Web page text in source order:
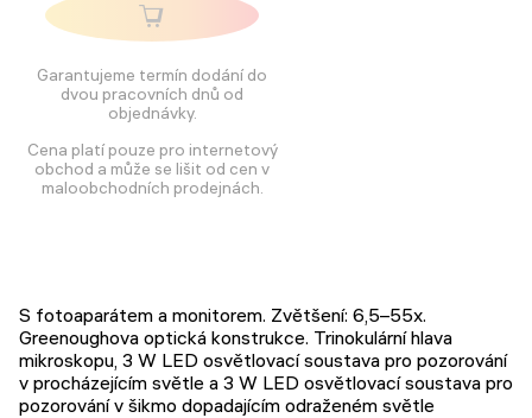
Garantujeme termín dodání do
dvou pracovních dnů od
objednávky.
Cena platí pouze pro internetový
obchod a může se lišit od cen v
maloobchodních prodejnách.
S fotoaparátem a monitorem. Zvětšení: 6,5–55х.
Greenoughova optická konstrukce. Trinokulární hlava
mikroskopu, 3 W LED osvětlovací soustava pro pozorování
v procházejícím světle a 3 W LED osvětlovací soustava pro
pozorování v šikmo dopadajícím odraženém světle